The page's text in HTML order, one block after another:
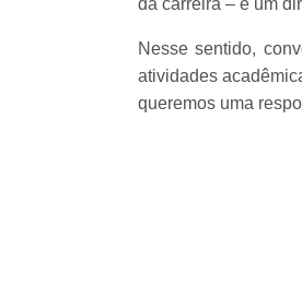
da carreira – é um
Nesse sentido,
atividades
queremos uma